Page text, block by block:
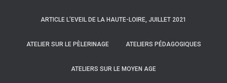
ARTICLE L’EVEIL DE LA HAUTE-LOIRE, JUILLET 2021
ATELIER SUR LE PÈLERINAGE ATELIERS PÉDAGOGIQUES
ATELIERS SUR LE MOYEN AGE